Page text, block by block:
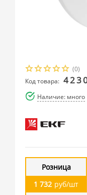
(0)
Код товара:
Наличие: много
Розница
1 732 руб/шт